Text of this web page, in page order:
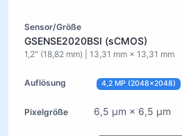
GSENSE2020BSI (sCMOS)
1,2″ (18,82 mm) | 13,31 mm × 13,31 mm
4,2 MP (2048×2048)
6,5 µm × 6,5 µm